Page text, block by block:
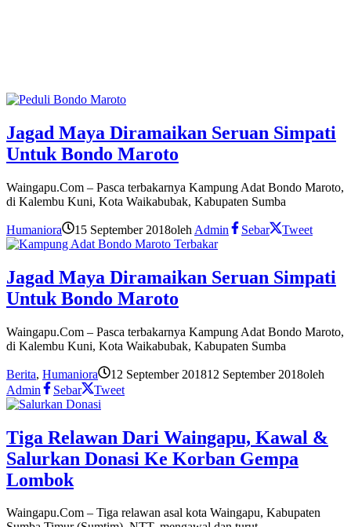
Jagad Maya Diramaikan Seruan Simpati
Untuk Bondo Maroto
Waingapu.Com – Pasca terbakarnya Kampung Adat Bondo Maroto,
di Kalembu Kuni, Kota Waikabubak, Kabupaten Sumba
Humaniora 15 September 2018oleh Admin Sebar Tweet
Jagad Maya Diramaikan Seruan Simpati
Untuk Bondo Maroto
Waingapu.Com – Pasca terbakarnya Kampung Adat Bondo Maroto,
di Kalembu Kuni, Kota Waikabubak, Kabupaten Sumba
Berita, Humaniora 12 September 201812 September 2018oleh
Admin
Sebar Tweet
Tiga Relawan Dari Waingapu, Kawal &
Salurkan Donasi Ke Korban Gempa
Lombok
Waingapu.Com – Tiga relawan asal kota Waingapu, Kabupaten